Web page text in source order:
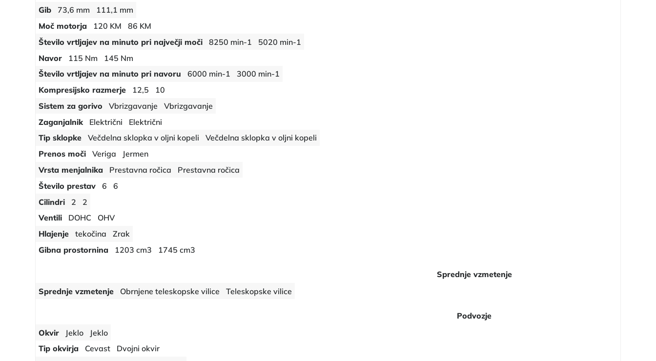
Gib
73,6 mm
111,1 mm
Moč motorja
120 KM
86 KM
Število vrtljajev na minuto pri največji moči
8250 min-1
5020 min-1
Navor
115 Nm
145 Nm
Število vrtljajev na minuto pri navoru
6000 min-1
3000 min-1
Kompresijsko razmerje
12,5
10
Sistem za gorivo
Vbrizgavanje
Vbrizgavanje
Zaganjalnik
Električni
Električni
Tip sklopke
Večdelna sklopka v oljni kopeli
Večdelna sklopka v oljni kopeli
Prenos moči
Veriga
Jermen
Vrsta menjalnika
Prestavna ročica
Prestavna ročica
Število prestav
6
6
Cilindri
2
2
Ventili
DOHC
OHV
Hlajenje
tekočina
Zrak
Gibna prostornina
1203 cm3 1745 cm3
Sprednje vzmetenje
Sprednje vzmetenje
Obrnjene teleskopske vilice Teleskopske vilice
Podvozje
Okvir
Jeklo
Jeklo
Tip okvirja
Cevast
Dvojni okvir